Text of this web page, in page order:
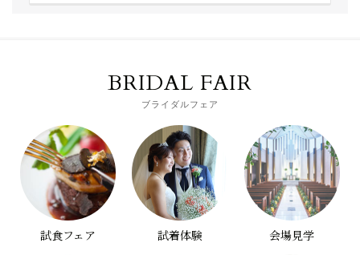
BRIDAL FAIR
ブライダルフェア
試食フェア 試着体験 会場見学